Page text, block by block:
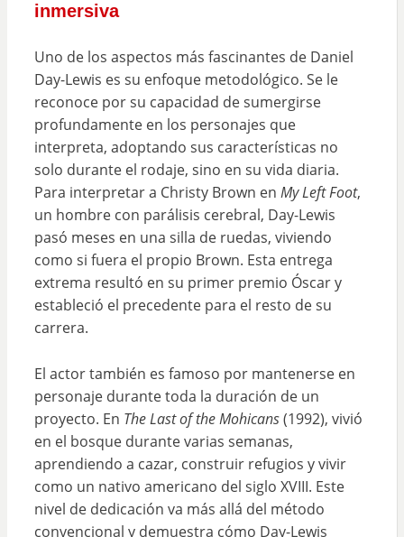
inmersiva
Uno de los aspectos más fascinantes de Daniel
Day-Lewis es su enfoque metodológico. Se le
reconoce por su capacidad de sumergirse
profundamente en los personajes que
interpreta, adoptando sus características no
solo durante el rodaje, sino en su vida diaria.
Para interpretar a Christy Brown en My Left Foot,
un hombre con parálisis cerebral, Day-Lewis
pasó meses en una silla de ruedas, viviendo
como si fuera el propio Brown. Esta entrega
extrema resultó en su primer premio Óscar y
estableció el precedente para el resto de su
carrera.
El actor también es famoso por mantenerse en
personaje durante toda la duración de un
proyecto. En The Last of the Mohicans(1992), vivió
en el bosque durante varias semanas,
aprendiendo a cazar, construir refugios y vivir
como un nativo americano del siglo XVIII. Este
nivel de dedicación va más allá del método
convencional y demuestra cómo Day-Lewis